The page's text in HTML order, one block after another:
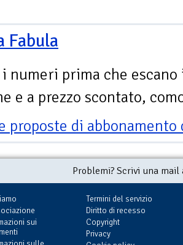
Fabula
numeri prima che escano
e a prezzo scontato,
proposte di
Problemi? Scrivi una
sui
Termini del servizio
Diritto di recesso
Copyright
Privacy